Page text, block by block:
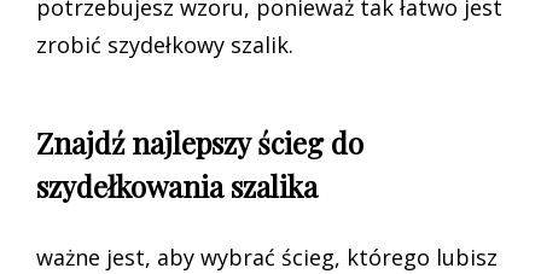
potrzebujesz wzoru, ponieważ tak łatwo jest
zrobić szydełkowy szalik.
Znajdź najlepszy ścieg do
szydełkowania szalika
ważne jest, aby wybrać ścieg, którego lubisz